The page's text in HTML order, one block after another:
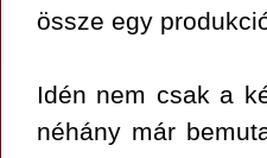
össze egy
Idén nem csak a
néhány már